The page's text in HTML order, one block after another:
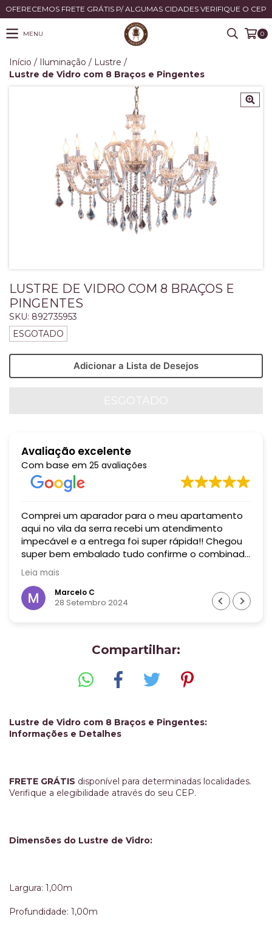
OFERECEMOS FRETE GRÁTIS P/ ALGUMAS CIDADES VERIFIQUE O CEP
MENU 0
Início / Iluminação / Lustre /
Lustre de Vidro com 8 Braços e Pingentes
LUSTRE DE VIDRO COM 8 BRAÇOS E
PINGENTES
SKU: 892735953
ESGOTADO
Adicionar a Lista de Desejos
Avaliação excelente
Com base em 25 avaliações
Comprei um aparador para o meu apartamento
aqui no vila da serra recebi um atendimento
impecável e a entrega foi super rápida!! Chegou
super bem embalado tudo confirme o combinado
! Era uma peça bem grande! Recomendo muito
essa empresa! Valeu cada centavo !
Leia mais
Marcelo C
28 Setembro 2024
Compartilhar:
Lustre de Vidro com 8 Braços e Pingentes:
Informações e Detalhes
FRETE GRÁTIS disponível para determinadas localidades.
Verifique a elegibilidade através do seu CEP.
Dimensões do Lustre de Vidro:
Largura: 1,00m
Profundidade: 1,00m